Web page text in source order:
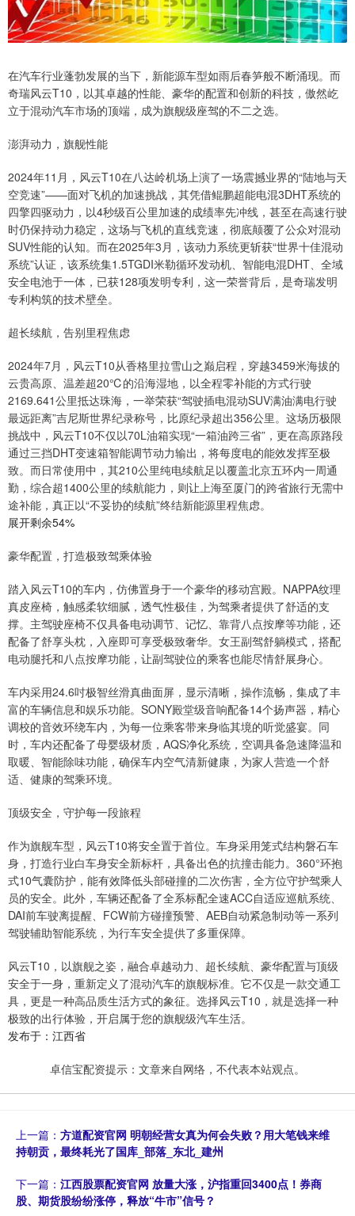
在汽车行业蓬勃发展的当下，新能源车型如雨后春笋般不断涌现。而
奇瑞风云T10，以其卓越的性能、豪华的配置和创新的科技，傲然屹
立于混动汽车市场的顶端，成为旗舰级座驾的不二之选。
澎湃动力，旗舰性能
2024年11月，风云T10在八达岭机场上演了一场震撼业界的“陆地与天
空竞速”——面对飞机的加速挑战，其凭借鲲鹏超能电混3DHT系统的
四擎四驱动力，以4秒级百公里加速的成绩率先冲线，甚至在高速行驶
时仍保持动力稳定，这场与飞机的直线竞速，彻底颠覆了公众对混动
SUV性能的认知。而在2025年3月，该动力系统更斩获“世界十佳混动
系统”认证，该系统集1.5TGDI米勒循环发动机、智能电混DHT、全域
安全电池于一体，已获128项发明专利，这一荣誉背后，是奇瑞发明
专利构筑的技术壁垒。
超长续航，告别里程焦虑
2024年7月，风云T10从香格里拉雪山之巅启程，穿越3459米海拔的
云贵高原、温差超20℃的沿海湿地，以全程零补能的方式行驶
2169.641公里抵达珠海，一举荣获“驾驶插电混动SUV满油满电行驶
最远距离”吉尼斯世界纪录称号，比原纪录超出356公里。这场历极限
挑战中，风云T10不仅以70L油箱实现“一箱油跨三省”，更在高原路段
通过三挡DHT变速箱智能调节动力输出，将每度电的能效发挥至极
致。而日常使用中，其210公里纯电续航足以覆盖北京五环内一周通
勤，综合超1400公里的续航能力，则让上海至厦门的跨省旅行无需中
途补能，真正以“不妥协的续航”终结新能源里程焦虑。
展开剩余54%
豪华配置，打造极致驾乘体验
踏入风云T10的车内，仿佛置身于一个豪华的移动宫殿。NAPPA纹理
真皮座椅，触感柔软细腻，透气性极佳，为驾乘者提供了舒适的支
撑。主驾驶座椅不仅具备电动调节、记忆、靠背八点按摩等功能，还
配备了舒享头枕，入座即可享受极致奢华。女王副驾舒躺模式，搭配
电动腿托和八点按摩功能，让副驾驶位的乘客也能尽情舒展身心。
车内采用24.6吋极智丝滑真曲面屏，显示清晰，操作流畅，集成了丰
富的车辆信息和娱乐功能。SONY殿堂级音响配备14个扬声器，精心
调校的音效环绕车内，为每一位乘客带来身临其境的听觉盛宴。同
时，车内还配备了母婴级材质，AQS净化系统，空调具备急速降温和
取暖、智能除味功能，确保车内空气清新健康，为家人营造一个舒
适、健康的驾乘环境。
顶级安全，守护每一段旅程
作为旗舰车型，风云T10将安全置于首位。车身采用笼式结构磐石车
身，打造行业白车身安全新标杆，具备出色的抗撞击能力。360°环抱
式10气囊防护，能有效降低头部碰撞的二次伤害，全方位守护驾乘人
员的安全。此外，车辆还配备了全系标配全速ACC自适应巡航系统、
DAI前车驶离提醒、FCW前方碰撞预警、AEB自动紧急制动等一系列
驾驶辅助智能系统，为行车安全提供了多重保障。
风云T10，以旗舰之姿，融合卓越动力、超长续航、豪华配置与顶级
安全于一身，重新定义了混动汽车的旗舰标准。它不仅是一款交通工
具，更是一种高品质生活方式的象征。选择风云T10，就是选择一种
极致的出行体验，开启属于您的旗舰级汽车生活。
发布于：江西省
卓信宝配资提示：文章来自网络，不代表本站观点。
上一篇： 方道配资官网 明朝经营女真为何会失败？用大笔钱来维
持朝贡，最终耗光了国库_部落_东北_建州
下一篇： 江西股票配资官网 放量大涨，沪指重回3400点！券商
股、期货股纷纷涨停，释放“牛市”信号？